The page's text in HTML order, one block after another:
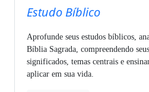
Estudo Bíblico
Aprofunde seus estudos bíblicos,
Bíblia Sagrada, compreendendo
significados, temas centrais e
aplicar em sua vida.